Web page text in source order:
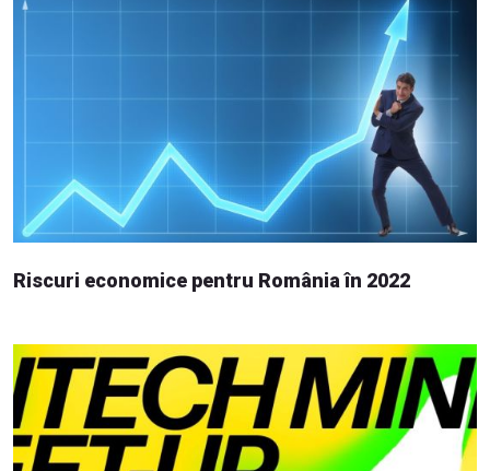
Riscuri economice pentru România în 2022